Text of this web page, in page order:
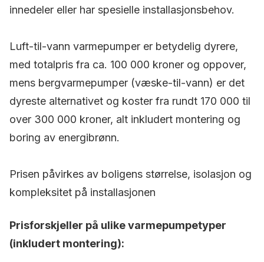
innedeler eller har spesielle installasjonsbehov.
Luft-til-vann varmepumper er betydelig dyrere,
med totalpris fra ca. 100 000 kroner og oppover,
mens bergvarmepumper (væske-til-vann) er det
dyreste alternativet og koster fra rundt 170 000 til
over 300 000 kroner, alt inkludert montering og
boring av energibrønn.
Prisen påvirkes av boligens størrelse, isolasjon og
kompleksitet på installasjonen
Prisforskjeller på ulike varmepumpetyper
(inkludert montering):